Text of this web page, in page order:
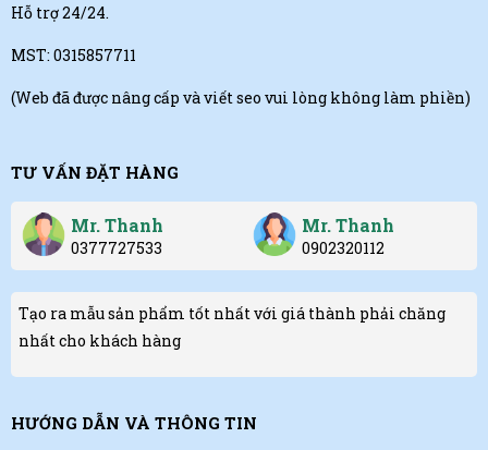
Hỗ trợ 24/24.
MST: 0315857711
(Web đã được nâng cấp và viết seo vui lòng không làm phiền)
TƯ VẤN ĐẶT HÀNG
Mr. Thanh
0377727533
Mr. Thanh
0902320112
Tạo ra mẫu sản phẩm tốt nhất với giá thành phải chăng
nhất cho khách hàng
HƯỚNG DẪN VÀ THÔNG TIN